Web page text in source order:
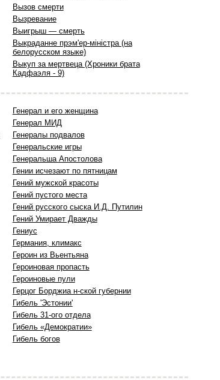
Вызов смерти
Вызревание
Выигрыш — смерть
Выкраданне прэм'ер-мiнiстра (на
белорусском языке)
Выкуп за мертвеца (Хроники брата
Кадфаэля - 9)
Генерал и его женщина
Генерал МИД
Генералы подвалов
Генеральские игры
Генеральша Апостолова
Гении исчезают по пятницам
Гений мужской красоты
Гений пустого места
Гений русского сыска И.Д. Путилин
Гений Умирает Дважды
Гениус
Германия, климакс
Героин из Вьентьяна
Героиновая пропасть
Героиновые пули
Герцог Борджиа н-ской губернии
Гибель 'Эстонии'
Гибель 31-ого отдела
Гибель «Демократии»
Гибель богов